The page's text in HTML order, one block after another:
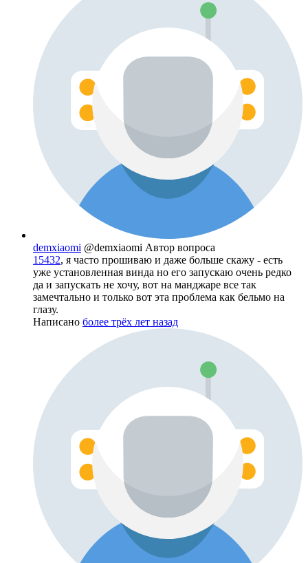
demxiaomi @demxiaomi Автор вопроса
15432, я часто прошиваю и даже больше скажу - есть
уже установленная винда но его запускаю очень редко
да и запускать не хочу, вот на манджаре все так
замечтально и только вот эта проблема как бельмо на
глазу.
Написано более трёх лет назад